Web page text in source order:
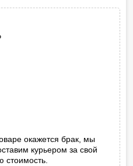
окажется брак, мы
курьером за свой
стоимость.